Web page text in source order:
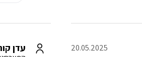
20.05.2025 עדן